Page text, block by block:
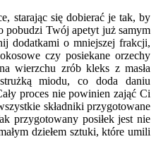
starając się dobierać je tak, by
pobudzi Twój apetyt już samym
dodatkami o mniejszej frakcji,
czy posiekane orzechy
wierzchu zrób kleks z masła
miodu, co doda daniu
proces nie powinien zająć Ci
składniki przygotowane
przygotowany posiłek jest nie
dziełem sztuki, które umili